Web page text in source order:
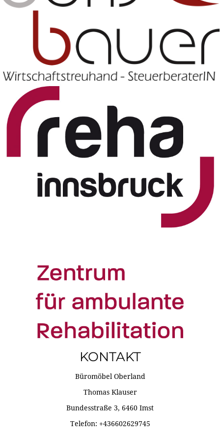
KONTAKT
Büromöbel Oberland
Thomas Klauser
Bundesstraße 3, 6460 Imst
Telefon: +436602629745